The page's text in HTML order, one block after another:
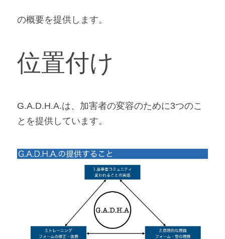
の概要を提供します。
位置付け
G.A.D.H.A.は、加害者の変容のために3つのこ
とを提供しています。